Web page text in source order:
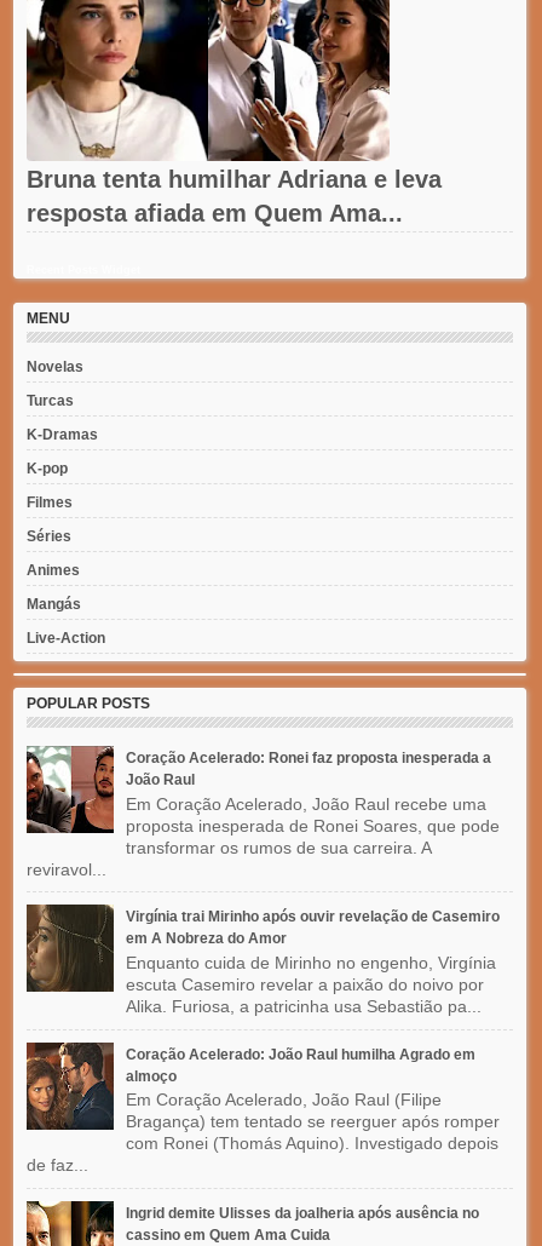
Bruna tenta humilhar Adriana e leva
resposta afiada em Quem Ama...
MENU
Novelas
Turcas
K-Dramas
K-pop
Filmes
Séries
Animes
Mangás
Live-Action
POPULAR POSTS
Coração Acelerado: Ronei faz proposta inesperada a
João Raul
Em Coração Acelerado, João Raul recebe uma
proposta inesperada de Ronei Soares, que pode
transformar os rumos de sua carreira. A
reviravol...
Virgínia trai Mirinho após ouvir revelação de Casemiro
em A Nobreza do Amor
Enquanto cuida de Mirinho no engenho, Virgínia
escuta Casemiro revelar a paixão do noivo por
Alika. Furiosa, a patricinha usa Sebastião pa...
Coração Acelerado: João Raul humilha Agrado em
almoço
Em Coração Acelerado, João Raul (Filipe
Bragança) tem tentado se reerguer após romper
com Ronei (Thomás Aquino). Investigado depois
de faz...
Ingrid demite Ulisses da joalheria após ausência no
cassino em Quem Ama Cuida